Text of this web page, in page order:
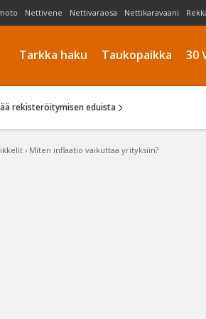
Nettivene Nettivaraosa Nettikaravaani
Tarkka haku Taukopaikka 30
rekisteröitymisen eduista
› Miten inflaatio vaikuttaa yrityksiin?